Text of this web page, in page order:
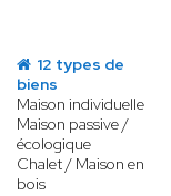
12 types de
biens
Maison individuelle
Maison passive /
écologique
Chalet / Maison en
bois